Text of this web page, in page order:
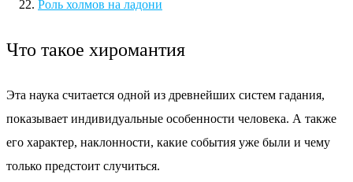
Роль холмов на ладони
Что такое хиромантия
Эта наука считается одной из древнейших систем гадания,
показывает индивидуальные особенности человека. А также
его характер, наклонности, какие события уже были и чему
только предстоит случиться.